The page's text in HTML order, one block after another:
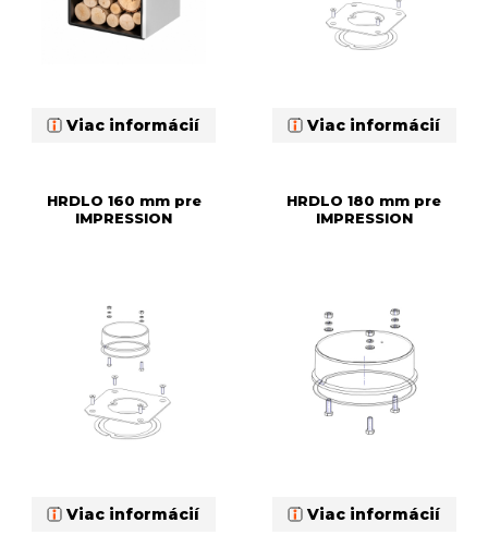
Viac informácií Viac informácií
HRDLO 160 mm pre
IMPRESSION
Viac informácií
HRDLO 180 mm pre
IMPRESSION
Viac informácií